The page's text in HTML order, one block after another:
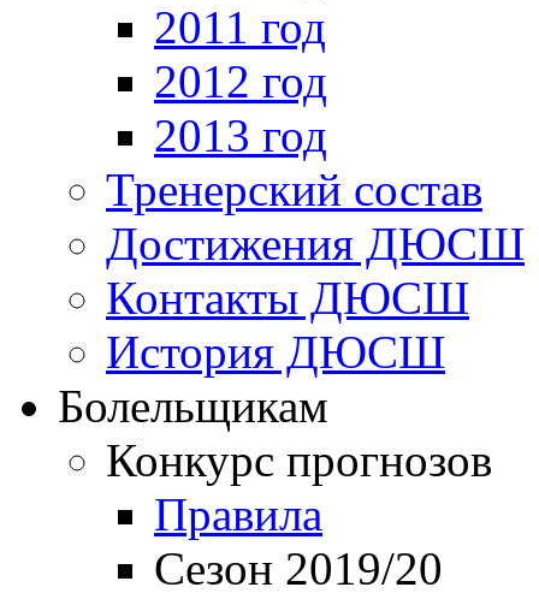
2011 год
2012 год
2013 год
Тренерский состав
Достижения ДЮСШ
Контакты ДЮСШ
История ДЮСШ
Болельщикам
Конкурс прогнозов
Правила
Сезон 2019/20